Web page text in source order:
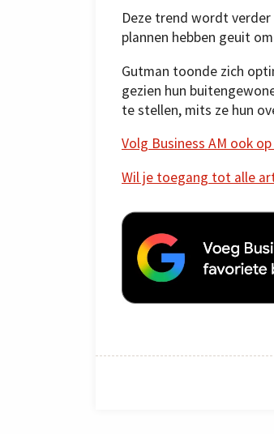
Deze trend wordt
plannen hebben geuit
Gutman toonde zich
gezien hun
te stellen, mits ze hun
Volg Business AM ook
Wil je toegang tot alle